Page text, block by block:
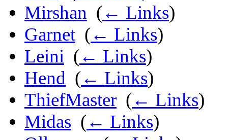
Mirshan (← Links)
Garnet (← Links)
Leini (← Links)
Hend (← Links)
ThiefMaster (← Links)
Midas (← Links)